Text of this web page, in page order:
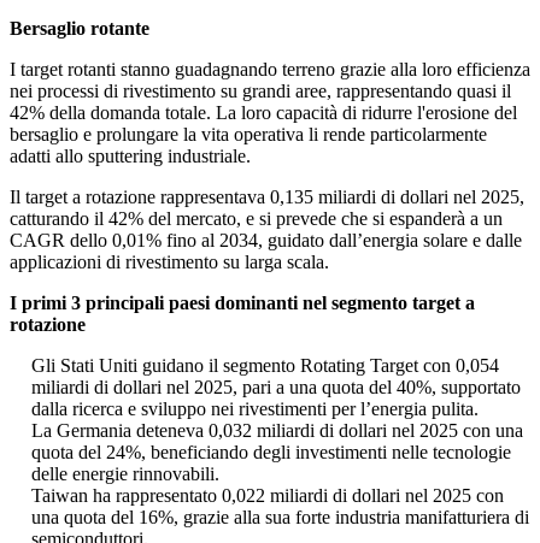
Bersaglio rotante
I target rotanti stanno guadagnando terreno grazie alla loro efficienza
nei processi di rivestimento su grandi aree, rappresentando quasi il
42% della domanda totale. La loro capacità di ridurre l'erosione del
bersaglio e prolungare la vita operativa li rende particolarmente
adatti allo sputtering industriale.
Il target a rotazione rappresentava 0,135 miliardi di dollari nel 2025,
catturando il 42% del mercato, e si prevede che si espanderà a un
CAGR dello 0,01% fino al 2034, guidato dall’energia solare e dalle
applicazioni di rivestimento su larga scala.
I primi 3 principali paesi dominanti nel segmento target a
rotazione
Gli Stati Uniti guidano il segmento Rotating Target con 0,054
miliardi di dollari nel 2025, pari a una quota del 40%, supportato
dalla ricerca e sviluppo nei rivestimenti per l’energia pulita.
La Germania deteneva 0,032 miliardi di dollari nel 2025 con una
quota del 24%, beneficiando degli investimenti nelle tecnologie
delle energie rinnovabili.
Taiwan ha rappresentato 0,022 miliardi di dollari nel 2025 con
una quota del 16%, grazie alla sua forte industria manifatturiera di